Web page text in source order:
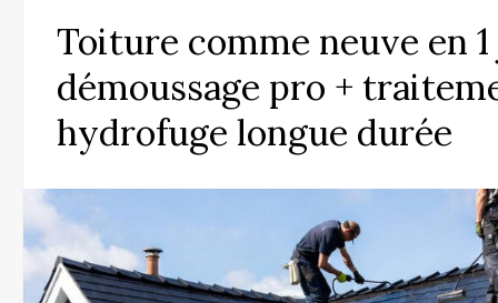
Toiture comme neuve en
démoussage pro +
hydrofuge longue durée